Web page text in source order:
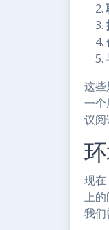
这
一
议阅
现
上的
我们